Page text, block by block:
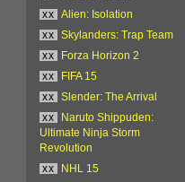
xx
Alien: Isolation
xx
Skylanders: Trap Team
xx
Forza Horizon 2
xx
FIFA 15
xx
Slender: The Arrival
xx
Naruto Shippuden:
Ultimate Ninja Storm
Revolution
xx
NHL 15